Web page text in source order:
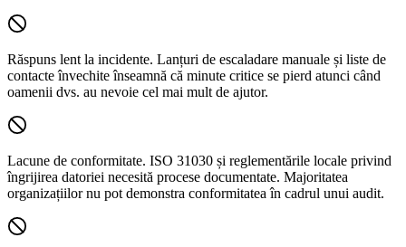
Răspuns lent la incidente. Lanțuri de escaladare manuale și liste de
contacte învechite înseamnă că minute critice se pierd atunci când
oamenii dvs. au nevoie cel mai mult de ajutor.
Lacune de conformitate. ISO 31030 și reglementările locale privind
îngrijirea datoriei necesită procese documentate. Majoritatea
organizațiilor nu pot demonstra conformitatea în cadrul unui audit.